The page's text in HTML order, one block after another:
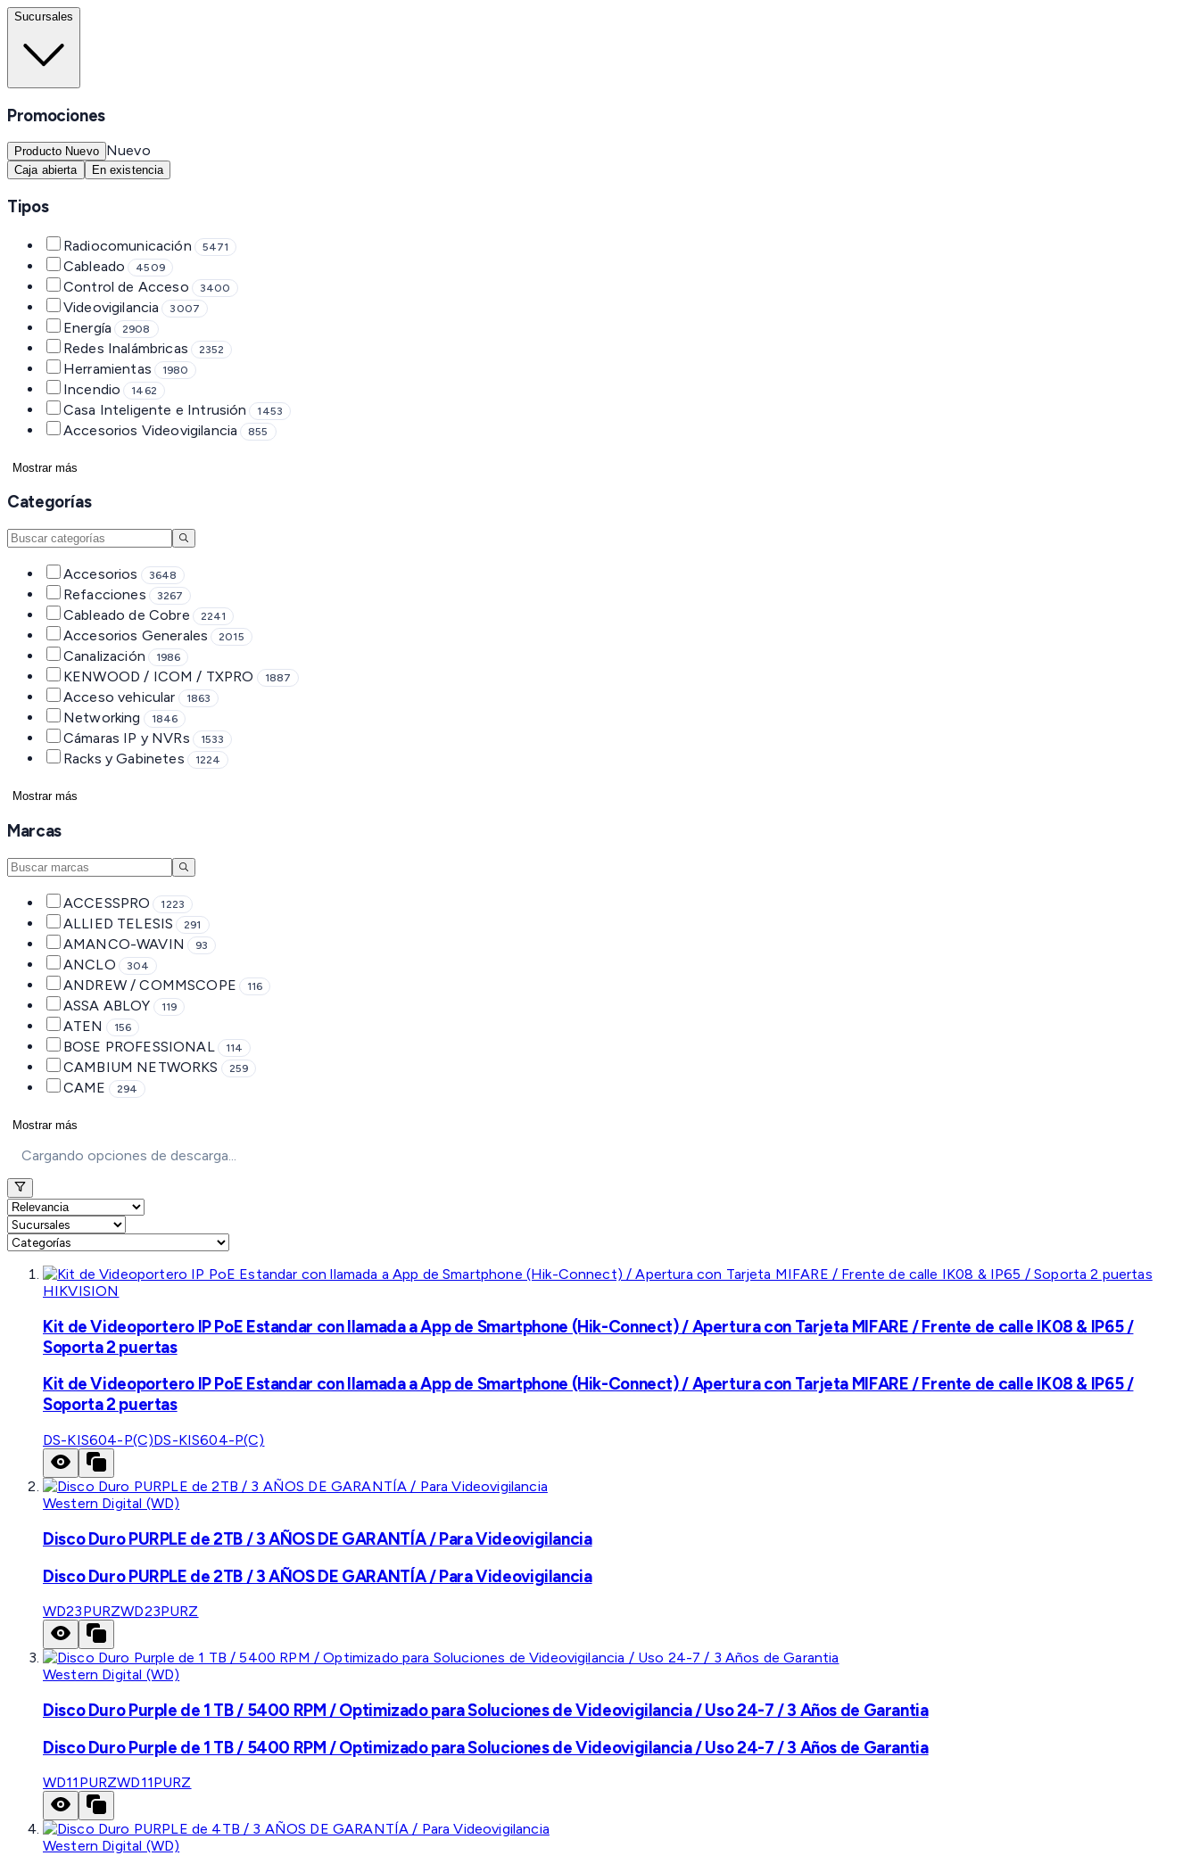
Sucursales
Promociones
Producto Nuevo Nuevo
Caja abierta En existencia
Tipos
Radiocomunicación 5471
Cableado 4509
Control de Acceso 3400
Videovigilancia 3007
Energía 2908
Redes Inalámbricas 2352
Herramientas 1980
Incendio 1462
Casa Inteligente e Intrusión 1453
Accesorios Videovigilancia 855
Mostrar más
Categorías
Accesorios 3648
Refacciones 3267
Cableado de Cobre 2241
Accesorios Generales 2015
Canalización 1986
KENWOOD / ICOM / TXPRO 1887
Acceso vehicular 1863
Networking 1846
Cámaras IP y NVRs 1533
Racks y Gabinetes 1224
Mostrar más
Marcas
ACCESSPRO 1223
ALLIED TELESIS 291
AMANCO-WAVIN 93
ANCLO 304
ANDREW / COMMSCOPE 116
ASSA ABLOY 119
ATEN 156
BOSE PROFESSIONAL 114
CAMBIUM NETWORKS 259
CAME 294
Mostrar más
Cargando opciones de descarga...
HIKVISION
Kit de Videoportero IP PoE Estandar con llamada a App de Smartphone (Hik-Connect) / Apertura con Tarjeta MIFARE / Frente de calle IK08 & IP65 /
Soporta 2 puertas
Kit de Videoportero IP PoE Estandar con llamada a App de Smartphone (Hik-Connect) / Apertura con Tarjeta MIFARE / Frente de calle IK08 & IP65 /
Soporta 2 puertas
DS-KIS604-P(C)DS-KIS604-P(C)
Western Digital (WD)
Disco Duro PURPLE de 2TB / 3 AÑOS DE GARANTÍA / Para Videovigilancia
Disco Duro PURPLE de 2TB / 3 AÑOS DE GARANTÍA / Para Videovigilancia
WD23PURZWD23PURZ
Western Digital (WD)
Disco Duro Purple de 1 TB / 5400 RPM / Optimizado para Soluciones de Videovigilancia / Uso 24-7 / 3 Años de Garantia
Disco Duro Purple de 1 TB / 5400 RPM / Optimizado para Soluciones de Videovigilancia / Uso 24-7 / 3 Años de Garantia
WD11PURZWD11PURZ
Western Digital (WD)